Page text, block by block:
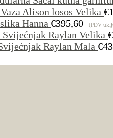
Vaza Alison losos Velika €
Hanna €395,60 (PDV
Svijećnjak Raylan Velika €
Raylan Mala €